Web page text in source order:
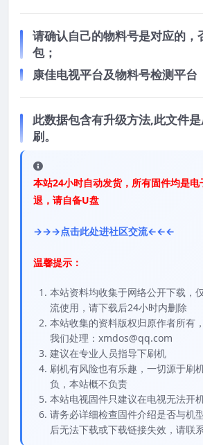
请确认自己的物料号是对应的，
包；
康佳电视平台及物料号检测平台
此数据包含有升级方法,此文件
刷。
本站24小时自动发货，所有固件均是
退，请自备U盘
→→→点击此处进社区交流←←←
温馨提示：
本站资料均收集于网络公开下载，
流使用，请下载后24小时内删除
本站收集的资料版权归原作者所有
我们处理：xmdos@qq.com
建议在专业人员指导下刷机
刷机有风险也有乐趣，一切源于刷
负，本站概不负责
本站电视固件只建议在电视无法开
请务必详细检查固件介绍是否与机
后无法下载或下载链接失效，请联